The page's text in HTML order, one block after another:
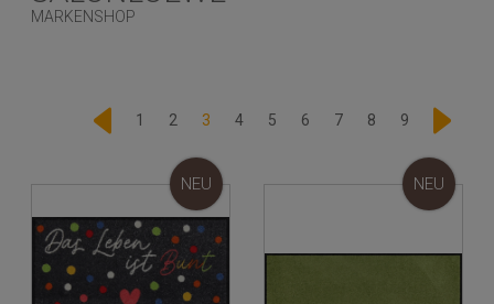
MARKENSHOP
1 2 3 4 5 6 7 8 9
NEU NEU